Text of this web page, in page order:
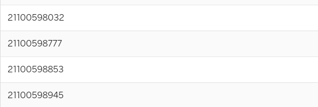
21100598032
21100598777
21100598853
21100598945